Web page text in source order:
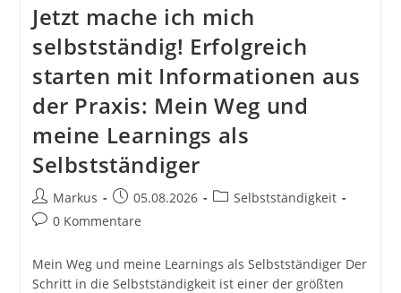
Jetzt mache ich mich
selbstständig! Erfolgreich
starten mit Informationen aus
der Praxis: Mein Weg und
meine Learnings als
Selbstständiger
Beitrags-
Autor:
Markus
Beitrag
veröffentlicht:
05.08.2026
Beitrags-
Selbstständigkeit
Beitrags-
0 Kommentare
Mein Weg und meine Learnings als Selbstständiger Der
Schritt in die Selbstständigkeit ist einer der größten